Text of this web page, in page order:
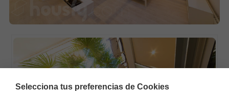
Selecciona tus preferencias de Cookies